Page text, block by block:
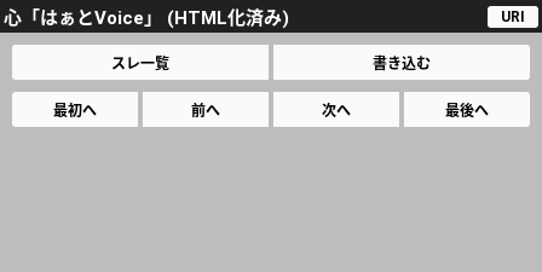
心「はぁとVoice」 (HTML化済み) URI
スレ一覧 書き込む
最初へ 前へ 次へ 最後へ